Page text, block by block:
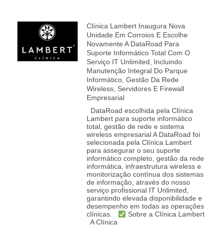
Clínica Lambert Inaugura Nova
Unidade Em Corroios E Escolhe
Novamente A DataRoad Para
Suporte Informático Total Com O
Serviço IT Unlimited, Incluindo
Manutenção Integral Do Parque
Informático, Gestão Da Rede
Wireless, Servidores E Firewall
Empresarial
DataRoad escolhida pela Clínica
Lambert para suporte informático
total, gestão de rede e sistema
wireless empresarial A DataRoad foi
selecionada pela Clínica Lambert
para assegurar o seu suporte
informático completo, gestão da rede
informática, infraestrutura wireless e
monitorização contínua dos sistemas
de informação, através do nosso
serviço profissional IT Unlimited,
garantindo elevada disponibilidade e
desempenho em todas as operações
clínicas.
Sobre a Clínica Lambert
A Clínica